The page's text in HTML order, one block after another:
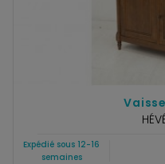
Expédié sous 12-16
semaines